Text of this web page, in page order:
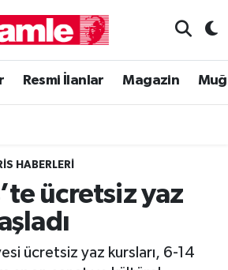
Resmi İlanlar Magazin
HABERLERI
ücretsiz yaz
ücretsiz yaz kursları, 6-14
Eczaneler
Haritası
Durumu ve Fikstür